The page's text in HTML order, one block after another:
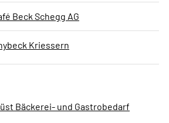
Beck Schegg AG
Kriessern
Bäckerei- und Gastrobedarf